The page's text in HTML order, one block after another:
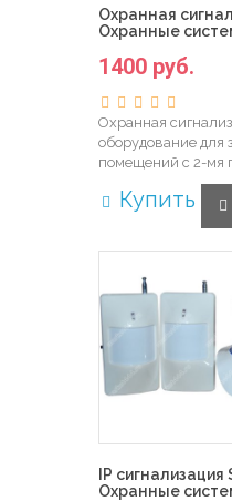
Охранная
Охранные
1400 руб.
Охранная
оборудование
помещений с 2-мя
Купить
IP
Охранные